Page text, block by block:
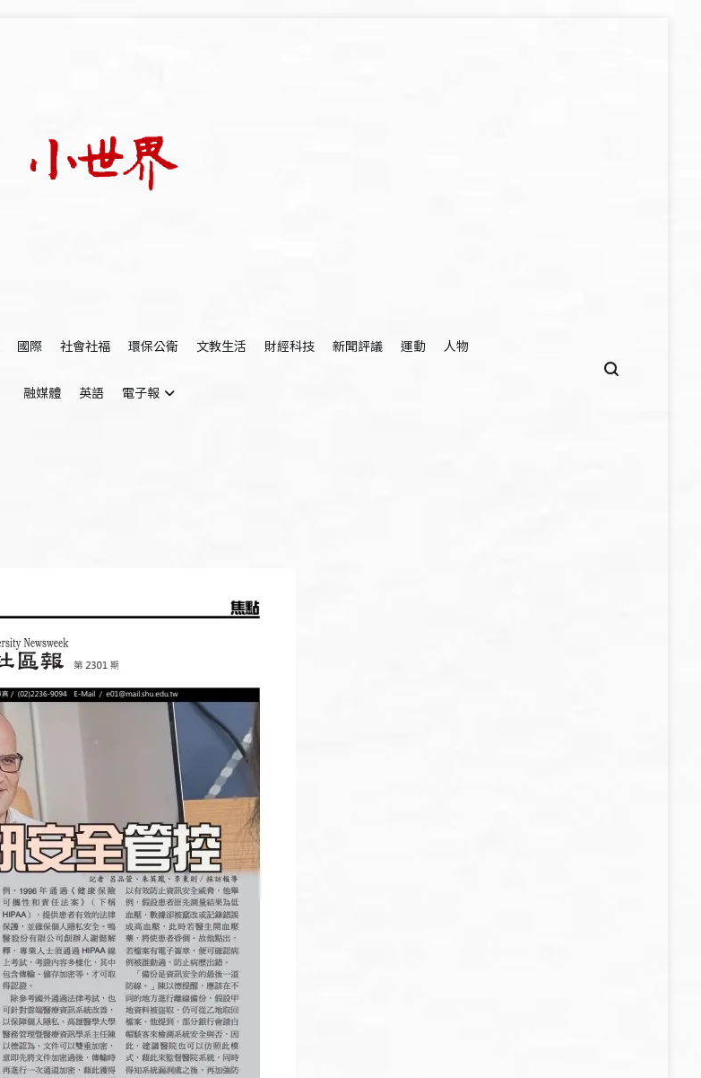
國際 社會社福 環保公衛 文教生活 財經科技 新聞評議 運動 人物
融媒體 英語 電子報